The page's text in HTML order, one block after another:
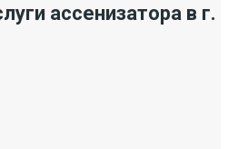
ассенизатора в г.